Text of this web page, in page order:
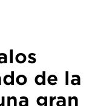
de la
gran